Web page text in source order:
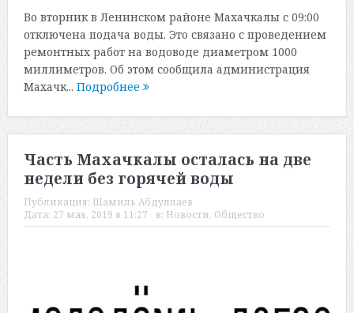
Во вторник в Ленинском районе Махачкалы с 09:00
отключена подача воды. Это связано с проведением
ремонтных работ на водоводе диаметром 1000
миллиметров. Об этом сообщила администрация
Махачк... Подробнее
Часть Махачкалы осталась на две
недели без горячей воды
Публикация: Шамиль Абдуллаев
Дата: 27 мая, 2019 в 11:27 в: Новости, Общество